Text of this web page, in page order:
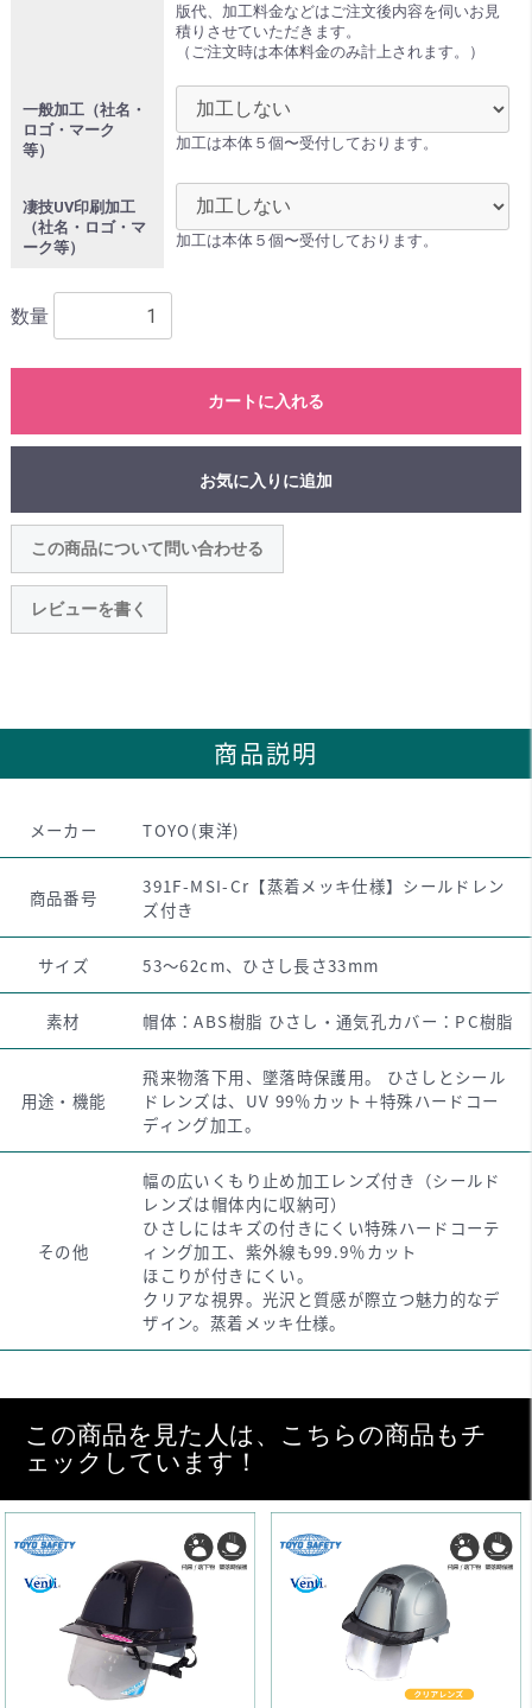
版代、加工料金などはご注文後内容を伺いお見
積りさせていただきます。
（ご注文時は本体料金のみ計上されます。）
一般加工（社名・
ロゴ・マーク
等）
加工は本体５個〜受付しております。
凄技UV印刷加工
（社名・ロゴ・マ
ーク等）
加工は本体５個〜受付しております。
数量
カートに入れる
お気に入りに追加
この商品について問い合わせる
レビューを書く
商品説明
メーカー TOYO(東洋)
商品番号
391F-MSI-Cr【蒸着メッキ仕様】シールドレン
ズ付き
サイズ 53～62cm、ひさし長さ33mm
素材 帽体：ABS樹脂 ひさし・通気孔カバー：PC樹脂
用途・機能
飛来物落下用、墜落時保護用。 ひさしとシール
ドレンズは、UV 99％カット＋特殊ハードコー
ディング加工。
その他
幅の広いくもり止め加工レンズ付き（シールド
レンズは帽体内に収納可）
ひさしにはキズの付きにくい特殊ハードコーテ
ィング加工、紫外線も99.9％カット
ほこりが付きにくい。
クリアな視界。光沢と質感が際立つ魅力的なデ
ザイン。蒸着メッキ仕様。
この商品を見た人は、こちらの商品もチ
ェックしています！